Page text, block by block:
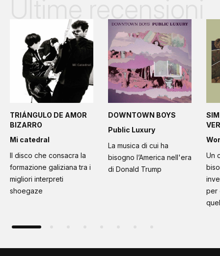
TRIÁNGULO DE AMOR
BIZARRO
Mi catedral
Il disco che consacra la
formazione galiziana tra i
migliori interpreti
shoegaze
DOWNTOWN BOYS
Public Luxury
La musica di cui ha
bisogno l’America nell'era
di Donald Trump
Un
per